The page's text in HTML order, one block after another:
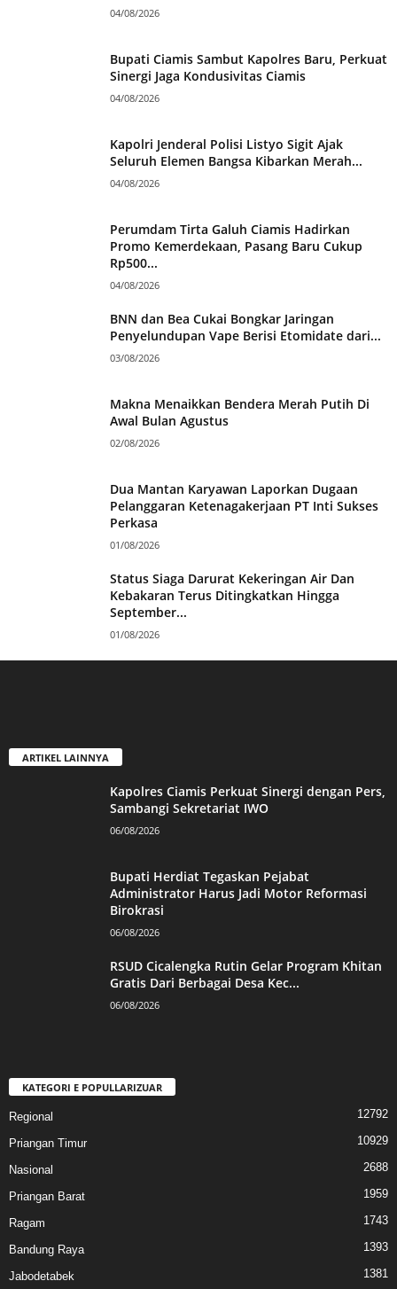
04/08/2026
Bupati Ciamis Sambut Kapolres Baru, Perkuat
Sinergi Jaga Kondusivitas Ciamis
04/08/2026
Kapolri Jenderal Polisi Listyo Sigit Ajak
Seluruh Elemen Bangsa Kibarkan Merah...
04/08/2026
Perumdam Tirta Galuh Ciamis Hadirkan
Promo Kemerdekaan, Pasang Baru Cukup
Rp500...
04/08/2026
BNN dan Bea Cukai Bongkar Jaringan
Penyelundupan Vape Berisi Etomidate dari...
03/08/2026
Makna Menaikkan Bendera Merah Putih Di
Awal Bulan Agustus
02/08/2026
Dua Mantan Karyawan Laporkan Dugaan
Pelanggaran Ketenagakerjaan PT Inti Sukses
Perkasa
01/08/2026
Status Siaga Darurat Kekeringan Air Dan
Kebakaran Terus Ditingkatkan Hingga
September...
01/08/2026
ARTIKEL LAINNYA
Kapolres Ciamis Perkuat Sinergi dengan Pers,
Sambangi Sekretariat IWO
06/08/2026
Bupati Herdiat Tegaskan Pejabat
Administrator Harus Jadi Motor Reformasi
Birokrasi
06/08/2026
RSUD Cicalengka Rutin Gelar Program Khitan
Gratis Dari Berbagai Desa Kec...
06/08/2026
KATEGORI E POPULLARIZUAR
Regional 12792
Priangan Timur 10929
Nasional 2688
Priangan Barat 1959
Ragam 1743
Bandung Raya 1393
Jabodetabek 1381